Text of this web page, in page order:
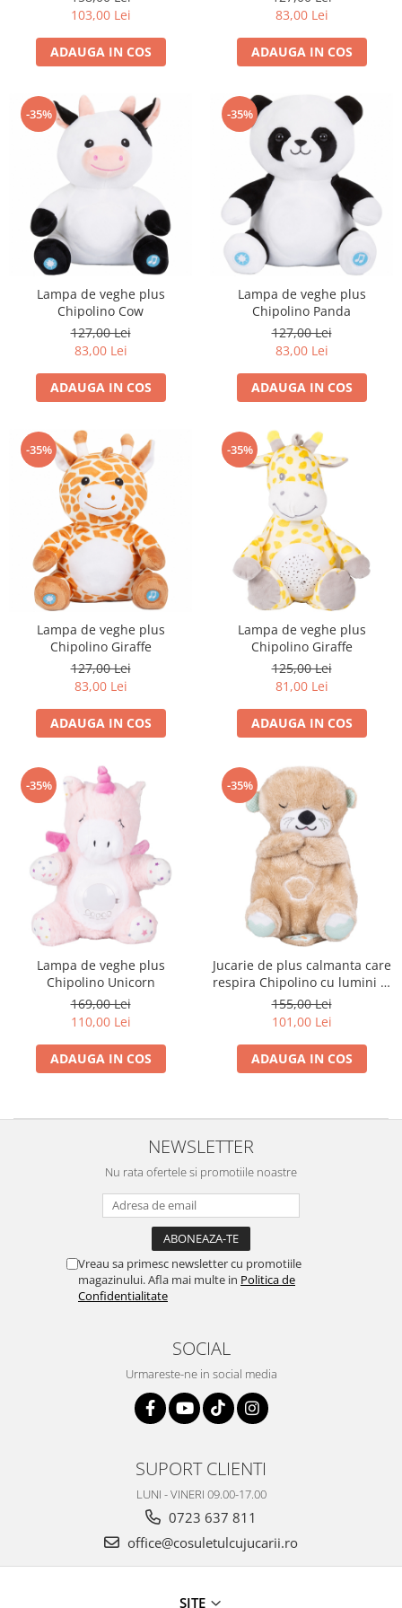
Lego Duplo
Ludicus Games
Magni
Majorette
MemoRace
Mentari
MillaMinis
Noris
Paint Art
PolarB by Viga
Progarden
Prosperplast
Purple Cow
Ravensburger
Schmidt
Sequin Art
Silverlit
Simba
Smoby
Spin Master
Stragoo Games
Sycomore
Tender Leaf
Topbright
Vektory
Viga Toys
Wonderworld
Woody
Zoch
103,00 Lei
ADAUGA IN COS
83,00 Lei
ADAUGA IN COS
-35%
Lampa de veghe plus
Chipolino Cow
127,00 Lei
83,00 Lei
ADAUGA IN COS
-35%
Lampa de veghe plus
Chipolino Panda
127,00 Lei
83,00 Lei
ADAUGA IN COS
-35%
Lampa de veghe plus
Chipolino Giraffe
127,00 Lei
83,00 Lei
ADAUGA IN COS
-35%
Lampa de veghe plus
Chipolino Giraffe
125,00 Lei
81,00 Lei
ADAUGA IN COS
-35%
Lampa de veghe plus
Chipolino Unicorn
169,00 Lei
110,00 Lei
ADAUGA IN COS
-35%
Jucarie de plus calmanta care
respira Chipolino cu lumini si
melodii Otter
155,00 Lei
101,00 Lei
ADAUGA IN COS
NEWSLETTER
Nu rata ofertele si promotiile noastre
Vreau sa primesc newsletter cu promotiile
magazinului. Afla mai multe in Politica de
Confidentialitate
SOCIAL
Urmareste-ne in social media
SUPORT CLIENTI
LUNI - VINERI 09.00-17.00
0723 637 811
office@cosuletulcujucarii.ro
SITE